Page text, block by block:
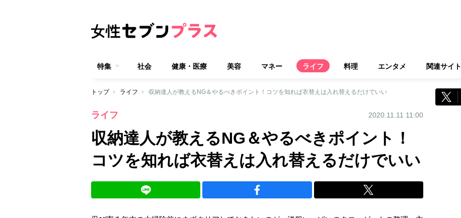
特集 社会 健康・医療 美容 マネー ライフ 料理 エンタメ 関連サイト
トップ ライフ 収納達人が教えるNG＆やるべきポイント！コツを知れば衣替えは入れ替えるだけでいい
ライフ 2020.11.11 11:00
収納達人が教えるNG＆やるべきポイント！
コツを知れば衣替えは入れ替えるだけでいい